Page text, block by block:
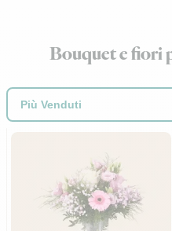
Bouquet e fiori